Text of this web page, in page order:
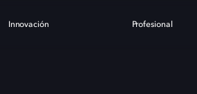
Innovación Profesional